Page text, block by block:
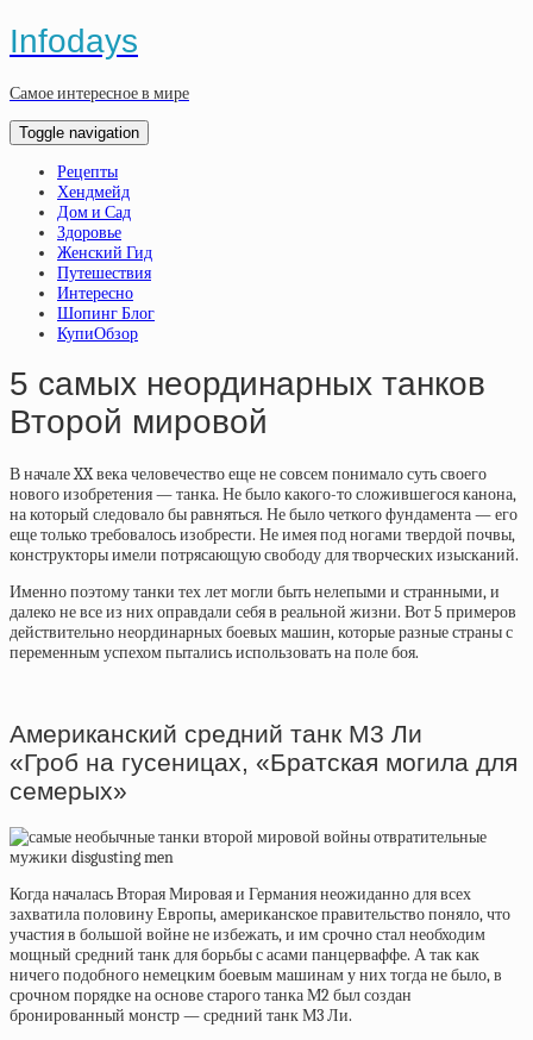
Infodays
Самое интересное в мире
Toggle navigation
Рецепты
Хендмейд
Дом и Сад
Здоровье
Женский Гид
Путешествия
Интересно
Шопинг Блог
КупиОбзор
5 самых неординарных танков
Второй мировой
В начале XX века человечество еще не совсем понимало суть своего
нового изобретения — танка. Не было какого-то сложившегося канона,
на который следовало бы равняться. Не было четкого фундамента — его
еще только требовалось изобрести. Не имея под ногами твердой почвы,
конструкторы имели потрясающую свободу для творческих изысканий.
Именно поэтому танки тех лет могли быть нелепыми и странными, и
далеко не все из них оправдали себя в реальной жизни. Вот 5 примеров
действительно неординарных боевых машин, которые разные страны с
переменным успехом пытались использовать на поле боя.
Американский средний танк М3 Ли
«Гроб на гусеницах, «Братская могила для
семерых»
Когда началась Вторая Мировая и Германия неожиданно для всех
захватила половину Европы, американское правительство поняло, что
участия в большой войне не избежать, и им срочно стал необходим
мощный средний танк для борьбы с асами панцерваффе. А так как
ничего подобного немецким боевым машинам у них тогда не было, в
срочном порядке на основе старого танка М2 был создан
бронированный монстр — средний танкМ3 Ли.